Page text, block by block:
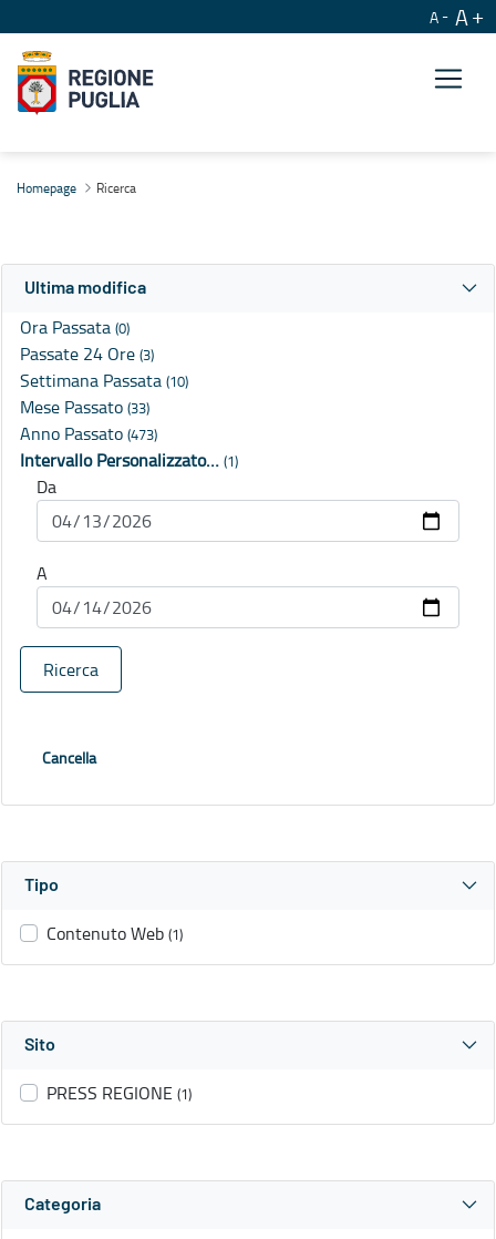
A A
Homepage Ricerca
Ultima modifica
Ora Passata (0)
Passate 24 Ore (3)
Settimana Passata (10)
Mese Passato (33)
Anno Passato (473)
Intervallo Personalizzato… (1)
Da
A
Ricerca
Cancella
Tipo
Contenuto Web (1)
Sito
PRESS REGIONE (1)
Categoria